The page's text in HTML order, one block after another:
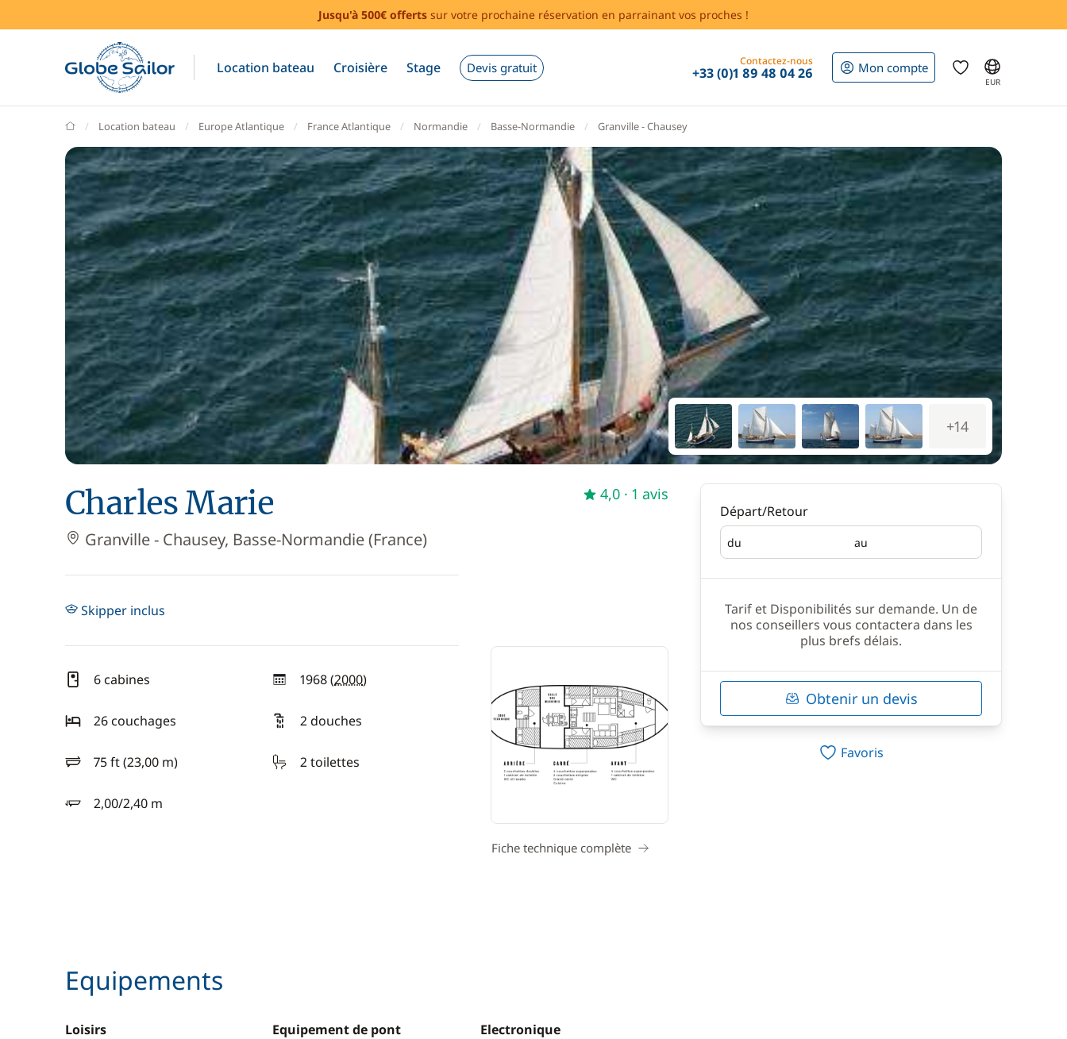
Jusqu'à 500€ offerts sur votre prochaine réservation en parrainant vos proches !
Location bateau Croisière Stage Devis gratuit Contactez-nous
+33 (0)1 89 48 04 26 Mon compte
EUR
GlobeSailor
Location bateau Europe Atlantique France Atlantique Normandie Basse-Normandie Granville - Chausey
+14
Charles Marie
Granville - Chausey, Basse-Normandie (France)
4,0 · 1 avis
Skipper inclus
6 cabines 1968 (2000)
année
26 couchages
2 douches
75 ft (23,00 m)
longueur 2 toilettes
2,00/2,40 m
tirant d'eau
Fiche technique complète
Equipements
Loisirs
Equipement de pont
Electronique
Départ/Retour
du
Départ au
Retour
Tarif et Disponibilités sur demande. Un de
nos conseillers vous contactera dans les
plus brefs délais.
Obtenir un devis
Favoris